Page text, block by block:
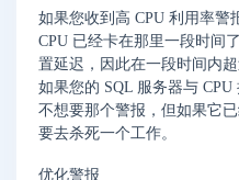
如果您收到高 CPU 利用率警
CPU 已经卡在那里一段时间
置延迟，因此在一段时间内
如果您的 SQL 服务器与
不想要那个警报，但如果它
要去杀死一个工作。
优化警报